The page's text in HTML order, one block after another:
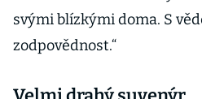
svými blízkými doma. S
zodpovědnost.“